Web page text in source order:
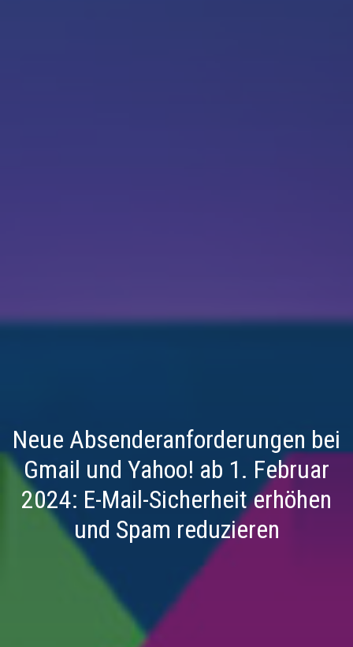
Neue Absenderanforderungen bei
Gmail und Yahoo! ab 1. Februar
2024: E-Mail-Sicherheit erhöhen
und Spam reduzieren